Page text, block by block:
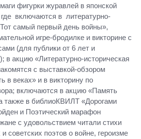
фигурки журавлей в японской
где включаются в литературно-
самый первый день войны»,
игре-бродилке и викторине с
(для публики от 6 лет и
в акцию «Литературно-историческая
с выставкой-обзором
в веках» и в викторину по
включаются в акцию «Память
также в библиоКВИЛТ «Дорогами
и Поэтический марафон
с удовольствием читали стихи
советских поэтов о войне, героизме